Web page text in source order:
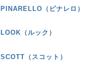
PINARELLO（ピナレロ）
LOOK（ルック）
SCOTT（スコット）